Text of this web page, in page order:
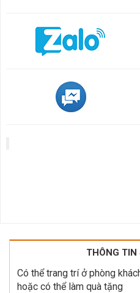
THÔNG TIN
Có thể trang trí ở phòng
hoặc có thể làm quà tặng